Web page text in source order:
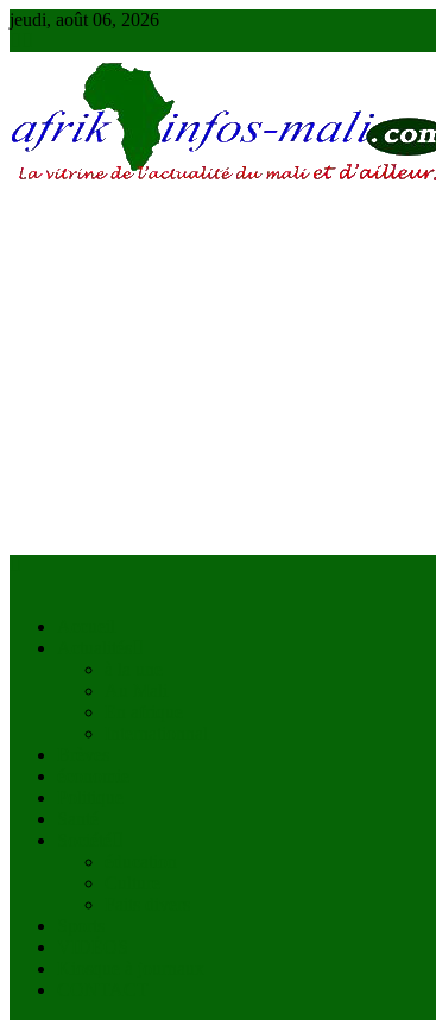
Skip
jeudi, août 06, 2026